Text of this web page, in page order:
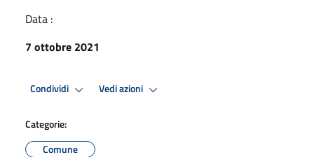
Data :
7 ottobre 2021
Condividi Vedi azioni
Categorie:
Comune